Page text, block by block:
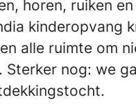
horen, ruiken
kinderopvang
alle ruimte om
Sterker nog: we